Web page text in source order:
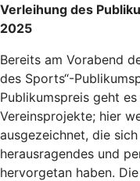
Verleihung des
2025
Bereits am Vorabend
des Sports“-
Publikumspreis geht
Vereinsprojekte; hier
ausgezeichnet, die
herausragendes und
hervorgetan haben.